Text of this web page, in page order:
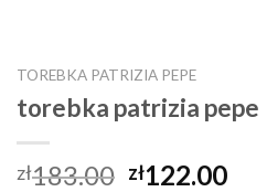
TOREBKA PATRIZIA PEPE
torebka patrizia pepe
zł183.00 zł122.00